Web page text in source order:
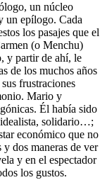
un núcleo
un epílogo. Cada
los pasajes que el
(o Menchu)
y partir de ahí, le
de los muchos años
frustraciones
Mario y
Él había sido
solidario…;
económico que no
dos maneras de ver
y en el espectador
los gustos.